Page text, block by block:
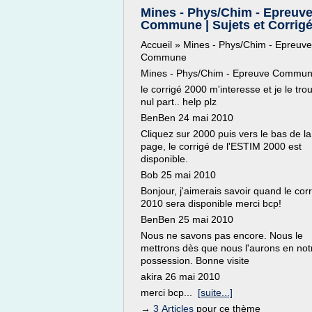
Mines - Phys/Chim - Epreuve
Commune | Sujets et
Accueil » Mines - Phys/Chim - Epreuve
Commune
Mines - Phys/Chim - Epreuve
le corrigé 2000 m'interesse et je le
nul part.. help plz
BenBen 24 mai 2010
Cliquez sur 2000 puis vers le bas de la
page, le corrigé de l'ESTIM 2000 est
disponible.
Bob 25 mai 2010
Bonjour, j'aimerais savoir quand le
2010 sera disponible merci bcp!
BenBen 25 mai 2010
Nous ne savons pas encore. Nous le
mettrons dès que nous l'aurons en
possession. Bonne visite
akira 26 mai 2010
merci bcp... [suite...]
→ 3 Articles pour ce thème